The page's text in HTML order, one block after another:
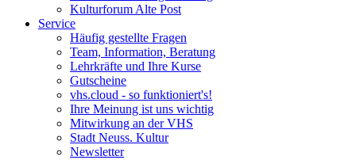
Kulturforum Alte Post
Service
Häufig gestellte Fragen
Team, Information, Beratung
Lehrkräfte und Ihre Kurse
Gutscheine
vhs.cloud - so funktioniert's!
Ihre Meinung ist uns wichtig
Mitwirkung an der VHS
Stadt Neuss. Kultur
Newsletter